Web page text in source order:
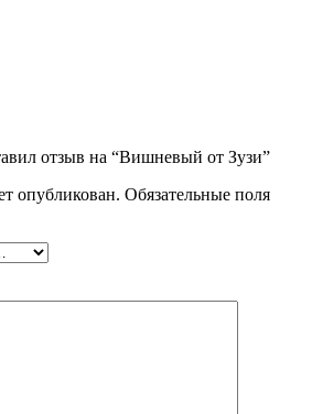
отзыв на “Вишневый от Зузи”
опубликован. Обязательные поля